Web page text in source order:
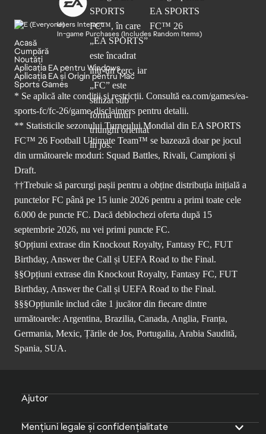
Users Interact
In-game Purchases (Includes Random Items)
Acasă
Cumpără
Noutăți
Aplicația EA pentru Windows
Aplicația EA și Origin pentru Mac
Sports Games
* Se aplică alte condiții și restricții. Consultă ea.com/games/ea-
sports-fc/fc-26/game-disclaimers pentru detalii.
** Statisticile sezonului Turneului Mondial din EA SPORTS
FC™ 26 Football Ultimate Team™ se bazează doar pe jocul
din următoarele moduri: Squad Battles, Rivali, Campioni și
Draft.
††Trebuie să parcurgi pașii pentru a obține distribuția inițială a
punctelor FC până pe 15 iunie 2026 pentru a primi toate cele
6.000 de puncte FC. Dacă deblochezi oferta după 15
septembrie 2026, nu vei primi puncte FC.
§Opțiuni extrase din Knockout Royalty, Fantasy FC, FUT
Birthday, Answer the Call și UEFA Road to the Final.
§§Opțiuni extrase din Knockout Royalty, Fantasy FC, FUT
Birthday, Answer the Call și UEFA Road to the Final.
§§§Opțiunile includ câte 1 jucător din fiecare dintre
următoarele: Argentina, Brazilia, Canada, Anglia, Franța,
Germania, Mexic, Țările de Jos, Portugalia, Arabia Saudită,
Spania, SUA.
Ajutor
Mențiuni legale și confidențialitate